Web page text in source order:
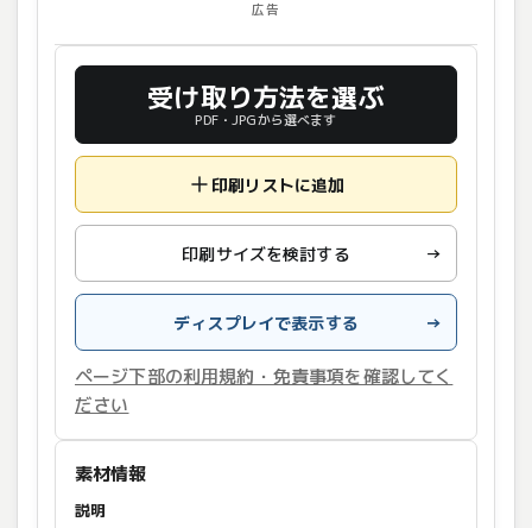
広告
受け取り方法を選ぶ
PDF・JPGから選べます
印刷リストに追加
印刷サイズを検討する →
ディスプレイで表示する →
ページ下部の利用規約・免責事項を確認してく
ださい
素材情報
説明